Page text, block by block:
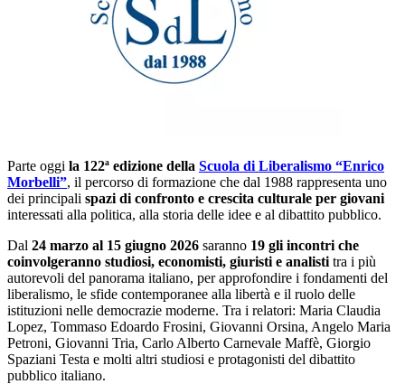
Parte oggi la 122ª edizione della Scuola di Liberalismo “Enrico
Morbelli”, il percorso di formazione che dal 1988 rappresenta uno
dei principali spazi di confronto e crescita culturale per giovani
interessati alla politica, alla storia delle idee e al dibattito pubblico.
Dal 24 marzo al 15 giugno 2026 saranno 19 gli incontri che
coinvolgeranno studiosi, economisti, giuristi e analisti tra i più
autorevoli del panorama italiano, per approfondire i fondamenti del
liberalismo, le sfide contemporanee alla libertà e il ruolo delle
istituzioni nelle democrazie moderne. Tra i relatori: Maria Claudia
Lopez, Tommaso Edoardo Frosini, Giovanni Orsina, Angelo Maria
Petroni, Giovanni Tria, Carlo Alberto Carnevale Maffè, Giorgio
Spaziani Testa e molti altri studiosi e protagonisti del dibattito
pubblico italiano.